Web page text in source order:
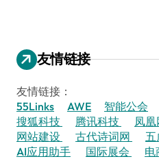
友情链接
友情链接：
55Links
AWE 智能公会
搜狐科技
腾讯科技 凤凰
网站建设
古代诗词网 五
AI应用助手
国际展会 电